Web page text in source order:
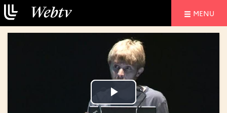
MENU
Lire
Lire